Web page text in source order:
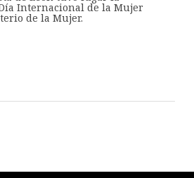
Internacional de la Mujer
de la Mujer.